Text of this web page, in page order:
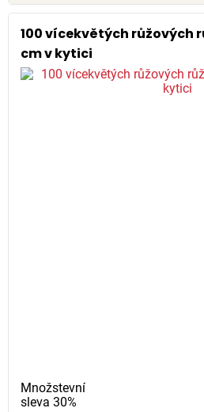
100 vícekvětých růžových
cm v kytici
Množstevní
sleva 30%